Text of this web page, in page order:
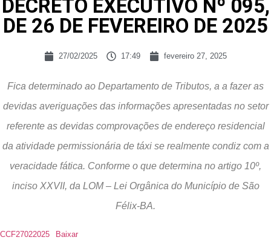
DECRETO EXECUTIVO Nº 095,
DE 26 DE FEVEREIRO DE 2025
27/02/2025 17:49 fevereiro 27, 2025
Fica determinado ao Departamento de Tributos, a a fazer as
devidas averiguações das informações apresentadas no setor
referente as devidas comprovações de endereço residencial
da atividade permissionária de táxi se realmente condiz com a
veracidade fática. Conforme o que determina no artigo 10º,
inciso XXVII, da LOM – Lei Orgânica do Município de São
Félix-BA.
CCF27022025 Baixar